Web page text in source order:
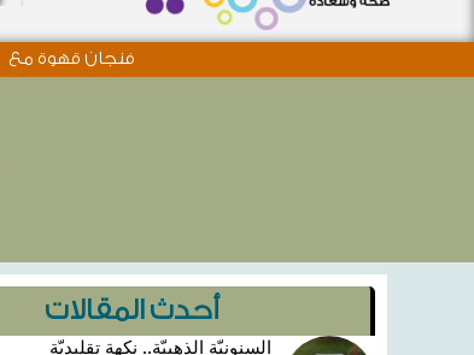
فنجان قهوة مع
أحدث المقالات
السنونيّة الذهبيّة.. نكهة تقليديّة